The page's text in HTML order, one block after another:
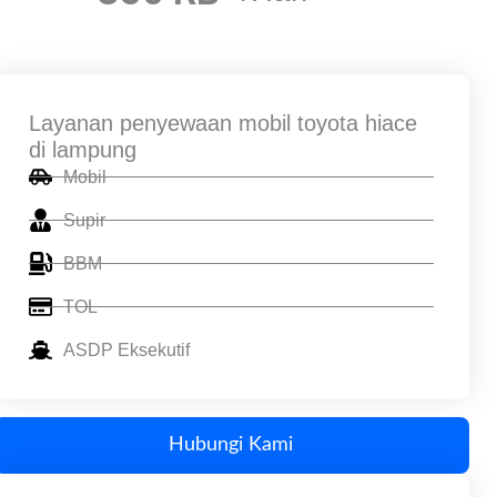
Layanan penyewaan mobil toyota hiace
di lampung
Mobil
Supir
BBM
TOL
ASDP Eksekutif
Hubungi Kami